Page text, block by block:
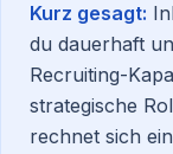
Kurz gesagt:
du dauerhaft
Recruiting-
strategische
rechnet sich